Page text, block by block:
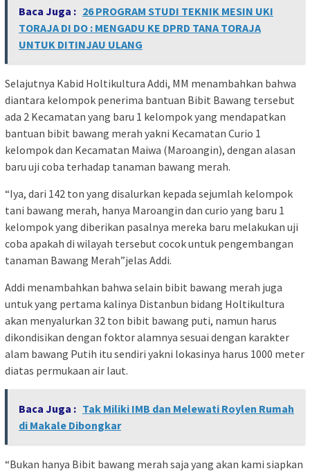
Baca Juga : 26 PROGRAM STUDI TEKNIK MESIN UKI
TORAJA DI DO : MENGADU KE DPRD TANA TORAJA
UNTUK DITINJAU ULANG
Selajutnya Kabid Holtikultura Addi, MM menambahkan bahwa
diantara kelompok penerima bantuan Bibit Bawang tersebut
ada 2 Kecamatan yang baru 1 kelompok yang mendapatkan
bantuan bibit bawang merah yakni Kecamatan Curio 1
kelompok dan Kecamatan Maiwa (Maroangin), dengan alasan
baru uji coba terhadap tanaman bawang merah.
“Iya, dari 142 ton yang disalurkan kepada sejumlah kelompok
tani bawang merah, hanya Maroangin dan curio yang baru 1
kelompok yang diberikan pasalnya mereka baru melakukan uji
coba apakah di wilayah tersebut cocok untuk pengembangan
tanaman Bawang Merah”jelas Addi.
Addi menambahkan bahwa selain bibit bawang merah juga
untuk yang pertama kalinya Distanbun bidang Holtikultura
akan menyalurkan 32 ton bibit bawang puti, namun harus
dikondisikan dengan foktor alamnya sesuai dengan karakter
alam bawang Putih itu sendiri yakni lokasinya harus 1000 meter
diatas permukaan air laut.
Baca Juga : Tak Miliki IMB dan Melewati Roylen Rumah
di Makale Dibongkar
“Bukan hanya Bibit bawang merah saja yang akan kami siapkan